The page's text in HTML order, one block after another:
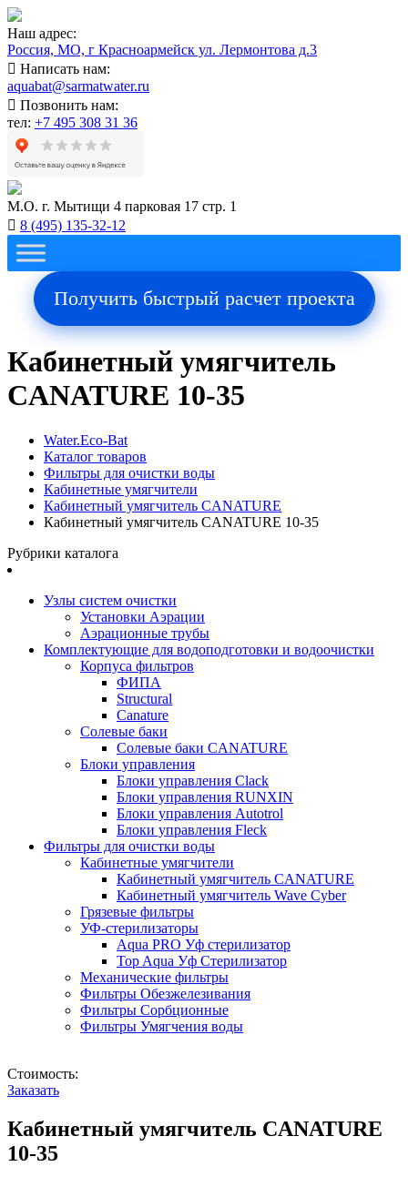
Наш адрес:
Россия, МО, г Красноармейск ул. Лермонтова д.3
Написать нам:
aquabat@sarmatwater.ru
Позвонить нам:
тел: +7 495 308 31 36
М.О. г. Мытищи 4 парковая 17 стр. 1
8 (495) 135-32-12
Получить быстрый расчет проекта
Кабинетный умягчитель
CANATURE 10-35
Water.Eco-Bat
Каталог товаров
Фильтры для очистки воды
Кабинетные умягчители
Кабинетный умягчитель CANATURE
Кабинетный умягчитель CANATURE 10-35
Рубрики каталога
Узлы систем очистки
Установки Аэрации
Аэрационные трубы
Комплектующие для водоподготовки и водоочистки
Корпуса фильтров
ФИПА
Structural
Canature
Солевые баки
Солевые баки CANATURE
Блоки управления
Блоки управления Clack
Блоки управления RUNXIN
Блоки управления Autotrol
Блоки управления Fleck
Фильтры для очистки воды
Кабинетные умягчители
Кабинетный умягчитель CANATURE
Кабинетный умягчитель Wave Cyber
Грязевые фильтры
УФ-стерилизаторы
Aqua PRO Уф стерилизатор
Top Aqua Уф Стерилизатор
Механические фильтры
Фильтры Обезжелезивания
Фильтры Сорбционные
Фильтры Умягчения воды
Стоимость:
Заказать
Кабинетный умягчитель CANATURE
10-35